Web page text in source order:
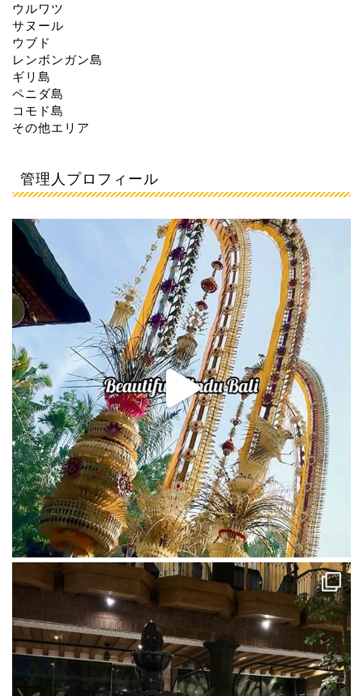
ウルワツ
サヌール
ウブド
レンボンガン島
ギリ島
ペニダ島
コモド島
その他エリア
管理人プロフィール